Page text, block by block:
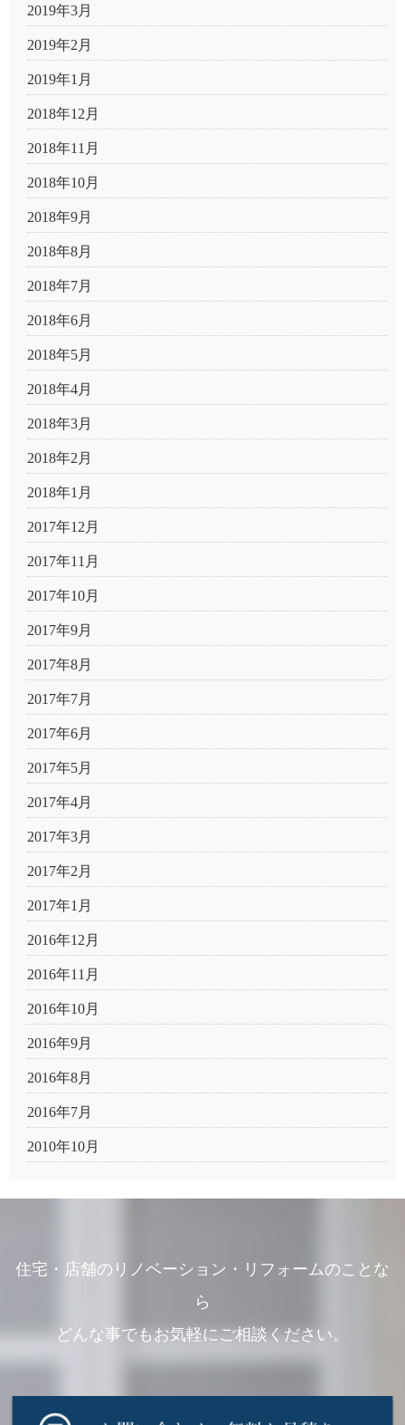
2019年3月
2019年2月
2019年1月
2018年12月
2018年11月
2018年10月
2018年9月
2018年8月
2018年7月
2018年6月
2018年5月
2018年4月
2018年3月
2018年2月
2018年1月
2017年12月
2017年11月
2017年10月
2017年9月
2017年8月
2017年7月
2017年6月
2017年5月
2017年4月
2017年3月
2017年2月
2017年1月
2016年12月
2016年11月
2016年10月
2016年9月
2016年8月
2016年7月
2010年10月
住宅・店舗のリノベーション・リフォームのことな
ら
どんな事でもお気軽にご相談ください。